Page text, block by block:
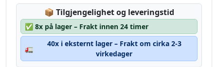
📦 Lagerstatus:
Tilgjengelighet og leveringstid
✅ 8x på lager – Frakt innen 24 timer
🚛
40x i eksternt lager – Frakt om cirka 2-3
virkedager